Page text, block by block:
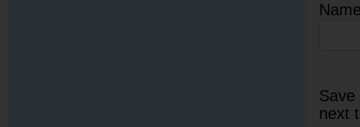
next